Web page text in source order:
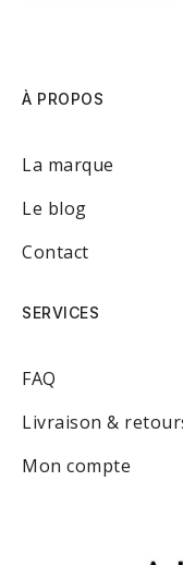
À PROPOS
La marque
Le blog
Contact
SERVICES
FAQ
Livraison &
Mon compte